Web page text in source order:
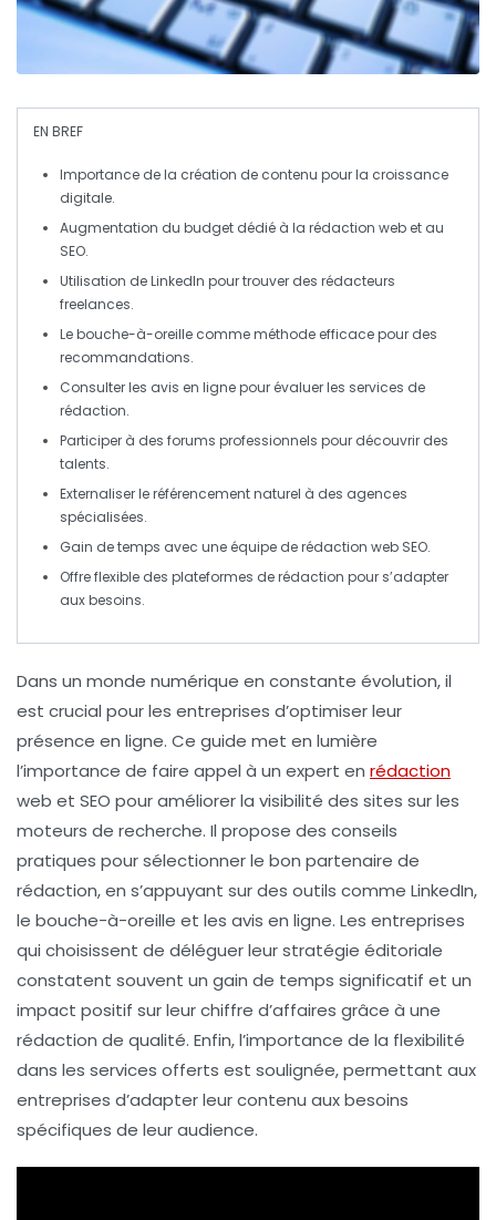
EN BREF
Importance de la création de contenu pour la croissance
digitale.
Augmentation du budget dédié à la rédaction web et au
SEO.
Utilisation deLinkedIn pour trouver des rédacteurs
freelances.
Lebouche-à-oreille comme méthode efficace pour des
recommandations.
Consulter les avis en lignepour évaluer les services de
rédaction.
Participer à des forums professionnels pour découvrir des
talents.
Externaliser leréférencement naturel à des agences
spécialisées.
Gain de temps avec une équipe derédaction web SEO.
Offre flexible des plateformes de rédaction pour s’adapter
aux besoins.
Dans un monde numérique en constante évolution, il
est crucial pour les entreprises d’optimiser leur
présence en ligne. Ce guide met en lumière
l’importance de faire appel à un expert en rédaction
web et SEO pour améliorer la visibilité des sites sur les
moteurs de recherche. Il propose des conseils
pratiques pour sélectionner le bon partenaire de
rédaction, en s’appuyant sur des outils comme LinkedIn,
le bouche-à-oreille et les avis en ligne. Les entreprises
qui choisissent de déléguer leur stratégie éditoriale
constatent souvent un gain de temps significatif et un
impact positif sur leur chiffre d’affaires grâce à une
rédaction de qualité. Enfin, l’importance de la flexibilité
dans les services offerts est soulignée, permettant aux
entreprises d’adapter leur contenu aux besoins
spécifiques de leur audience.